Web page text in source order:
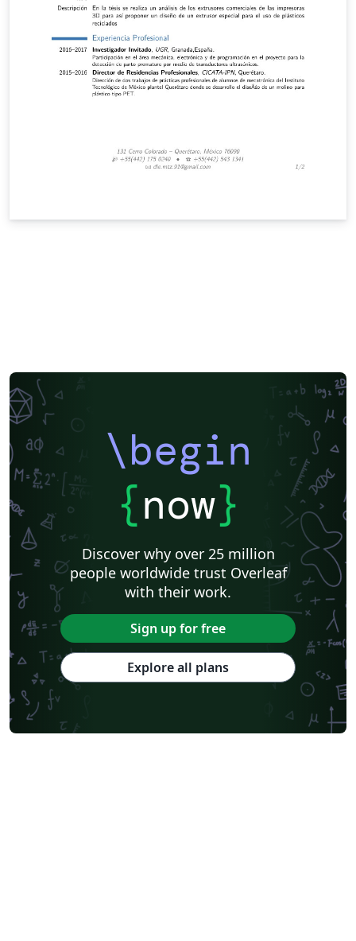
\begin
{now}
Discover why over 25 million
people worldwide trust Overleaf
with their work.
Sign up for free
Explore all plans